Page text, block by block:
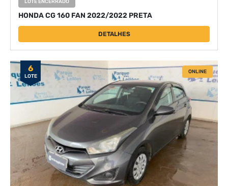
LOTE ENCERRADO
HONDA CG 160 FAN 2022/2022 PRETA
DETALHES
6
LOTE
ONLINE